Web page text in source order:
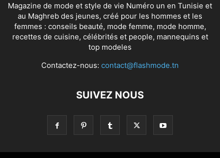
Magazine de mode et style de vie Numéro un en Tunisie et
au Maghreb des jeunes, créé pour les hommes et les
femmes : conseils beauté, mode femme, mode homme,
recettes de cuisine, célébrités et people, mannequins et
top modeles
Contactez-nous: contact@flashmode.tn
SUIVEZ NOUS